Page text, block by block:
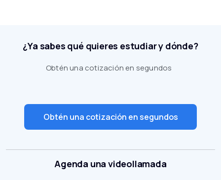
¿Ya sabes qué quieres estudiar y dónde?
Obtén una cotización en segundos
Obtén una cotización en segundos
Agenda una videollamada